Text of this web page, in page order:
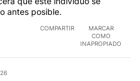
antes posible.
COMPARTIR
MARCAR
COMO
INAPROPIADO